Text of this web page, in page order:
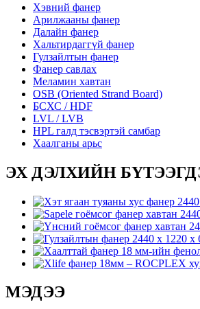
Хэвний фанер
Арилжааны фанер
Далайн фанер
Хальтирдаггүй фанер
Гулзайлтын фанер
Фанер савлах
Меламин хавтан
OSB (Oriented Strand Board)
БСХС / HDF
LVL / LVB
HPL галд тэсвэртэй самбар
Хаалганы арьс
ЭХ ДЭЛХИЙН
МЭДЭЭ